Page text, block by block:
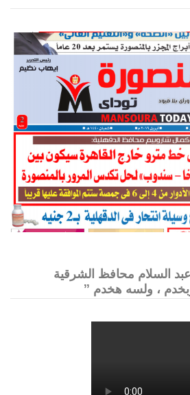
السلام محافظ الشرقية
، ولسه هخدم ”